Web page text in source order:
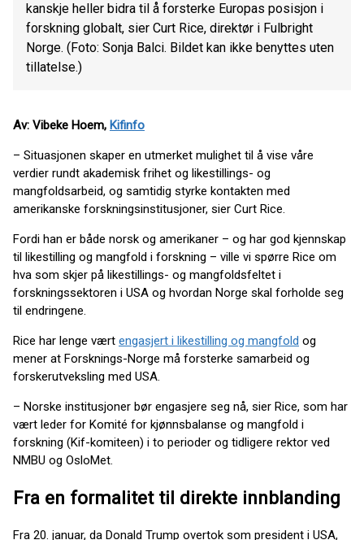
kanskje heller bidra til å forsterke Europas posisjon i
forskning globalt, sier Curt Rice, direktør i Fulbright
Norge. (Foto: Sonja Balci. Bildet kan ikke benyttes uten
tillatelse.)
Av: Vibeke Hoem, Kifinfo
– Situasjonen skaper en utmerket mulighet til å vise våre
verdier rundt akademisk frihet og likestillings- og
mangfoldsarbeid, og samtidig styrke kontakten med
amerikanske forskningsinstitusjoner, sier Curt Rice.
Fordi han er både norsk og amerikaner – og har god kjennskap
til likestilling og mangfold i forskning – ville vi spørre Rice om
hva som skjer på likestillings- og mangfoldsfeltet i
forskningssektoren i USA og hvordan Norge skal forholde seg
til endringene.
Rice har lenge vært engasjert i likestilling og mangfold og
mener at Forsknings-Norge må forsterke samarbeid og
forskerutveksling med USA.
– Norske institusjoner bør engasjere seg nå, sier Rice, som har
vært leder for Komité for kjønnsbalanse og mangfold i
forskning (Kif-komiteen) i to perioder og tidligere rektor ved
NMBU og OsloMet.
Fra en formalitet til direkte innblanding
Fra 20. januar, da Donald Trump overtok som president i USA,